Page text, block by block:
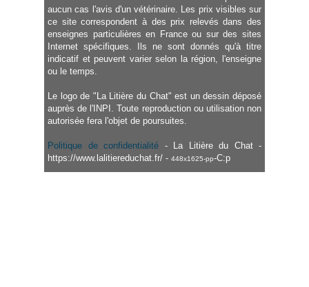
aucun cas l'avis d'un vétérinaire. Les prix visibles sur
ce site correspondent à des prix relevés dans des
enseignes particulières en France ou sur des sites
Internet spécifiques. Ils ne sont donnés qu'à titre
indicatif et peuvent varier selon la région, l'enseigne
ou le temps.
Le logo de "La Litière du Chat" est un dessin déposé
auprès de l'INPI. Toute reproduction ou utilisation non
autorisée fera l'objet de poursuites.
Politique de confidentialité - La Litière du Chat -
https://www.lalitiereduchat.fr/ - 448x1625 -C:p